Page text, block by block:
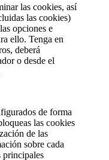
las cookies, así
las cookies)
opciones e
ello. Tenga en
deberá
o desde el
de forma
las cookies
de las
sobre cada
principales